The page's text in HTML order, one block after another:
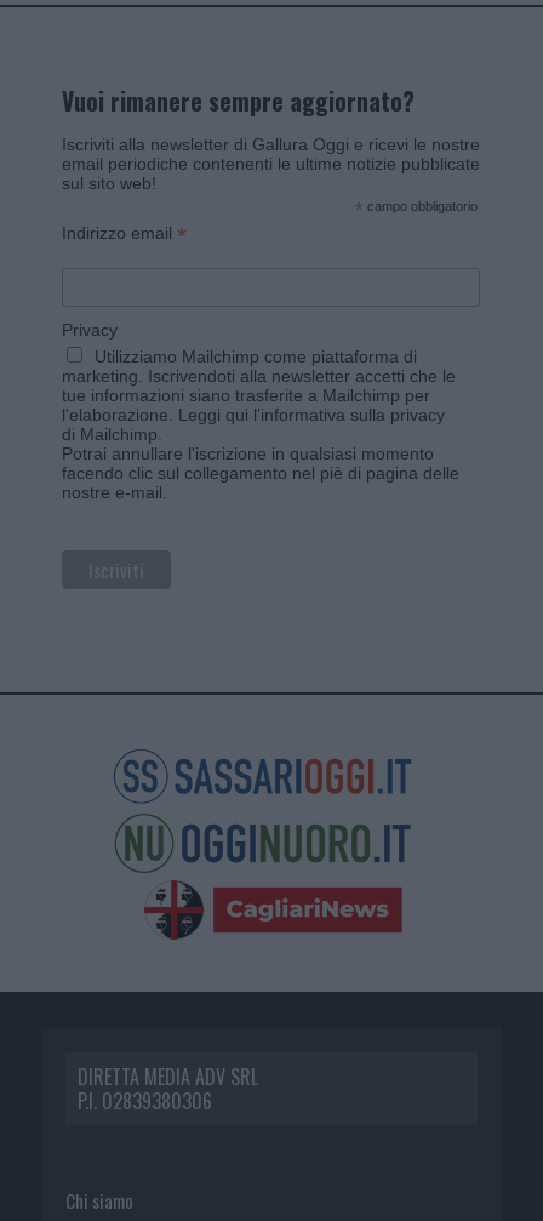
Vuoi rimanere sempre aggiornato?
Iscriviti alla newsletter di Gallura Oggi e ricevi le nostre
email periodiche contenenti le ultime notizie pubblicate
sul sito web!
* campo obbligatorio
Indirizzo email *
Privacy
Utilizziamo Mailchimp come piattaforma di
marketing. Iscrivendoti alla newsletter accetti che le
tue informazioni siano trasferite a Mailchimp per
l'elaborazione. Leggi qui l'informativa sulla privacy
di Mailchimp
Potrai annullare l'iscrizione in qualsiasi momento
facendo clic sul collegamento nel piè di pagina delle
nostre e-mail.
DIRETTA MEDIA ADV SRL
P.I. 02839380306
Chi siamo